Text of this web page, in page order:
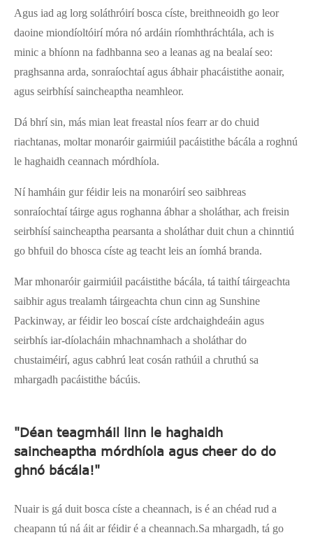
Agus iad ag lorg soláthróirí bosca císte, breithneoidh go leor
daoine miondíoltóirí móra nó ardáin ríomhthráchtála, ach is
minic a bhíonn na fadhbanna seo a leanas ag na bealaí seo:
praghsanna arda, sonraíochtaí agus ábhair phacáistithe aonair,
agus seirbhísí saincheaptha neamhleor.
Dá bhrí sin, más mian leat freastal níos fearr ar do chuid
riachtanas, moltar monaróir gairmiúil pacáistithe bácála a roghnú
le haghaidh ceannach mórdhíola.
Ní hamháin gur féidir leis na monaróirí seo saibhreas
sonraíochtaí táirge agus roghanna ábhar a sholáthar, ach freisin
seirbhísí saincheaptha pearsanta a sholáthar duit chun a chinntiú
go bhfuil do bhosca císte ag teacht leis an íomhá branda.
Mar mhonaróir gairmiúil pacáistithe bácála, tá taithí táirgeachta
saibhir agus trealamh táirgeachta chun cinn ag Sunshine
Packinway, ar féidir leo boscaí císte ardchaighdeáin agus
seirbhís iar-díolacháin mhachnamhach a sholáthar do
chustaiméirí, agus cabhrú leat cosán rathúil a chruthú sa
mhargadh pacáistithe bácúis.
"Déan teagmháil linn le haghaidh
saincheaptha mórdhíola agus cheer do do
ghnó bácála!"
Nuair is gá duit bosca císte a cheannach, is é an chéad rud a
cheapann tú ná áit ar féidir é a cheannach.Sa mhargadh, tá go